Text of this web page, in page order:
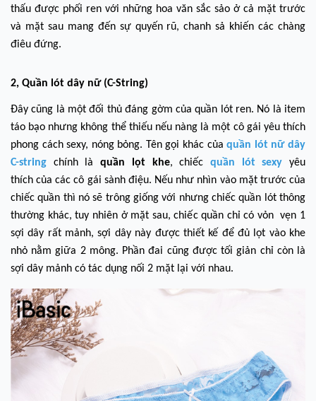
thấu được phối ren với những hoa văn sắc sảo ở cả mặt trước
và mặt sau mang đến sự quyến rũ, chanh sả khiến các chàng
điêu đứng.
2, Quần lót dây nữ (C-String)
Đây cũng là một đối thủ đáng gờm của quần lót ren. Nó là item
táo bạo nhưng không thể thiếu nếu nàng là một cô gái yêu thích
phong cách sexy, nóng bỏng. Tên gọi khác của quần lót nữ dây
C-string chính làquần lọt khe, chiếc quần lót sexy yêu
thích của các cô gái sành điệu. Nếu như nhìn vào mặt trước của
chiếc quần thì nó sẽ trông giống với nhưng chiếc quần lót thông
thường khác, tuy nhiên ở mặt sau, chiếc quần chỉ có vỏn vẹn 1
sợi dây rất mảnh, sợi dây này được thiết kế để đủ lọt vào khe
nhỏ nằm giữa 2 mông. Phần đai cũng được tối giản chỉ còn là
sợi dây mảnh có tác dụng nối 2 mặt lại với nhau.